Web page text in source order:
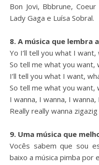
Bon Jovi, Bbbrune,
Lady Gaga e Luísa Sobral.
8. A música que lembra
Yo I’ll tell you what I
So tell me what you want,
I’ll tell you what I want,
So tell me what you want,
I wanna, I wanna, I
Really really wanna zigazig
9. Uma música que
Vocês sabem que sou
baixo a música pimba por